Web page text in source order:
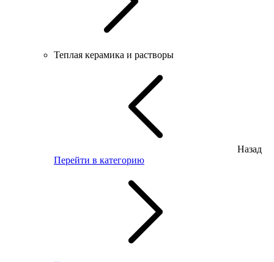
Теплая керамика и растворы
Назад
Перейти в категорию